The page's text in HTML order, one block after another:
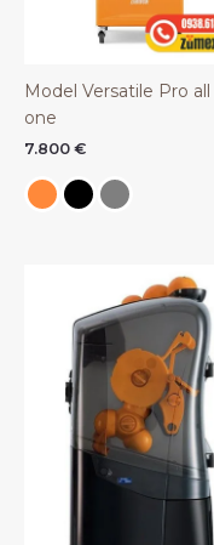
Model Versatile Pro all
one
7.800 €